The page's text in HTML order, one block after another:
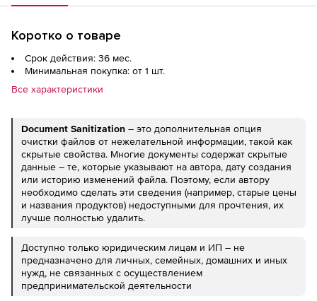
Коротко о товаре
Срок действия: 36 мес.
Минимальная покупка: от 1 шт.
Все характеристики
Document Sanitization – это дополнительная опция
очистки файлов от нежелательной информации, такой как
скрытые свойства. Многие документы содержат скрытые
данные – те, которые указывают на автора, дату создания
или историю изменений файла. Поэтому, если автору
необходимо сделать эти сведения (например, старые цены
и названия продуктов) недоступными для прочтения, их
лучше полностью удалить.
Доступно только юридическим лицам и ИП – не
предназначено для личных, семейных, домашних и иных
нужд, не связанных с осуществлением
предпринимательской деятельности